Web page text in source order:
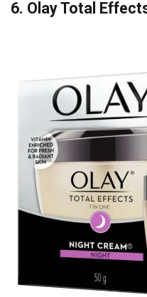
6. Olay Total